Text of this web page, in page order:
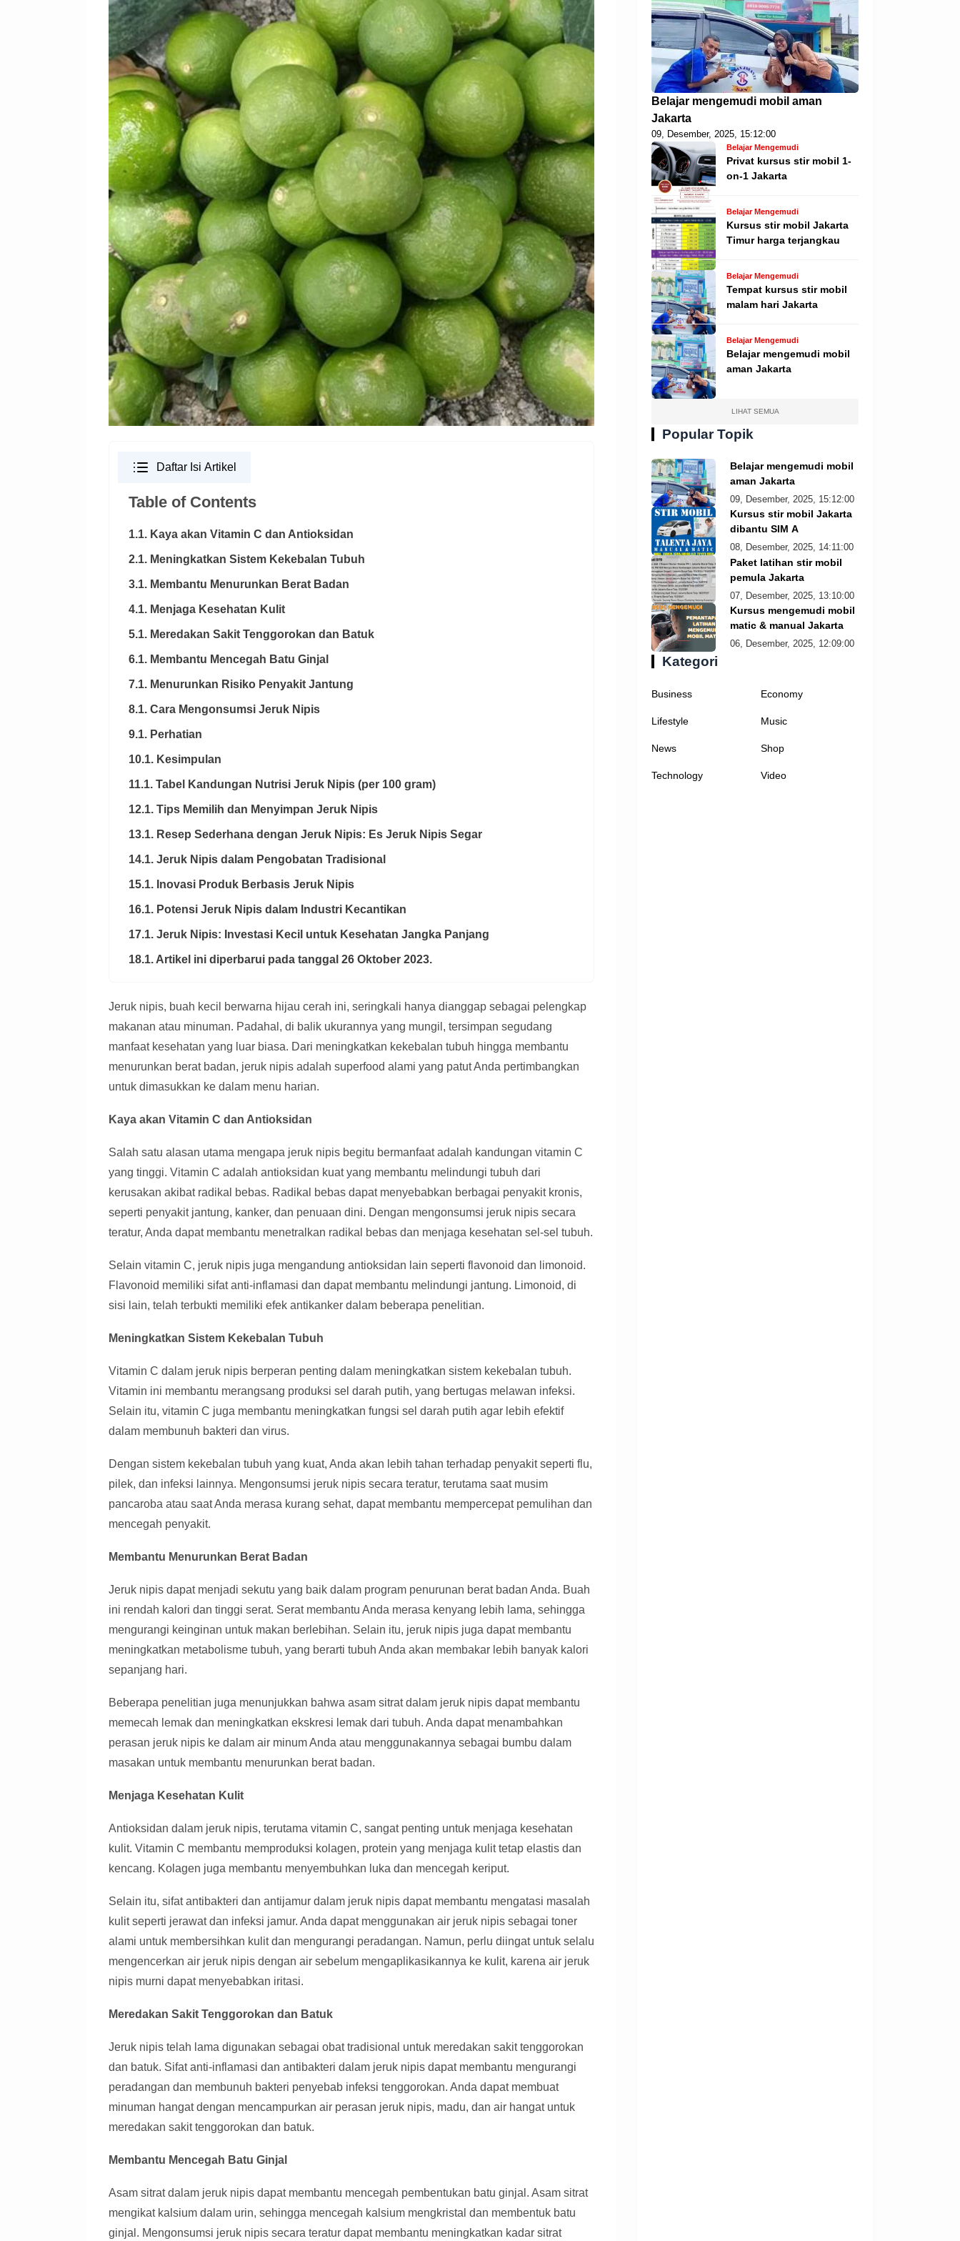
Daftar Isi Artikel
Table of Contents
1.1. Kaya akan Vitamin C dan Antioksidan
2.1. Meningkatkan Sistem Kekebalan Tubuh
3.1. Membantu Menurunkan Berat Badan
4.1. Menjaga Kesehatan Kulit
5.1. Meredakan Sakit Tenggorokan dan Batuk
6.1. Membantu Mencegah Batu Ginjal
7.1. Menurunkan Risiko Penyakit Jantung
8.1. Cara Mengonsumsi Jeruk Nipis
9.1. Perhatian
10.1. Kesimpulan
11.1. Tabel Kandungan Nutrisi Jeruk Nipis (per 100 gram)
12.1. Tips Memilih dan Menyimpan Jeruk Nipis
13.1. Resep Sederhana dengan Jeruk Nipis: Es Jeruk Nipis Segar
14.1. Jeruk Nipis dalam Pengobatan Tradisional
15.1. Inovasi Produk Berbasis Jeruk Nipis
16.1. Potensi Jeruk Nipis dalam Industri Kecantikan
17.1. Jeruk Nipis: Investasi Kecil untuk Kesehatan Jangka Panjang
18.1. Artikel ini diperbarui pada tanggal 26 Oktober 2023.
Jeruk nipis, buah kecil berwarna hijau cerah ini, seringkali hanya dianggap sebagai pelengkap
makanan atau minuman. Padahal, di balik ukurannya yang mungil, tersimpan segudang
manfaat kesehatan yang luar biasa. Dari meningkatkan kekebalan tubuh hingga membantu
menurunkan berat badan, jeruk nipis adalah superfood alami yang patut Anda pertimbangkan
untuk dimasukkan ke dalam menu harian.
Kaya akan Vitamin C dan Antioksidan
Salah satu alasan utama mengapa jeruk nipis begitu bermanfaat adalah kandungan vitamin C
yang tinggi. Vitamin C adalah antioksidan kuat yang membantu melindungi tubuh dari
kerusakan akibat radikal bebas. Radikal bebas dapat menyebabkan berbagai penyakit kronis,
seperti penyakit jantung, kanker, dan penuaan dini. Dengan mengonsumsi jeruk nipis secara
teratur, Anda dapat membantu menetralkan radikal bebas dan menjaga kesehatan sel-sel tubuh.
Selain vitamin C, jeruk nipis juga mengandung antioksidan lain seperti flavonoid dan limonoid.
Flavonoid memiliki sifat anti-inflamasi dan dapat membantu melindungi jantung. Limonoid, di
sisi lain, telah terbukti memiliki efek antikanker dalam beberapa penelitian.
Meningkatkan Sistem Kekebalan Tubuh
Vitamin C dalam jeruk nipis berperan penting dalam meningkatkan sistem kekebalan tubuh.
Vitamin ini membantu merangsang produksi sel darah putih, yang bertugas melawan infeksi.
Selain itu, vitamin C juga membantu meningkatkan fungsi sel darah putih agar lebih efektif
dalam membunuh bakteri dan virus.
Dengan sistem kekebalan tubuh yang kuat, Anda akan lebih tahan terhadap penyakit seperti flu,
pilek, dan infeksi lainnya. Mengonsumsi jeruk nipis secara teratur, terutama saat musim
pancaroba atau saat Anda merasa kurang sehat, dapat membantu mempercepat pemulihan dan
mencegah penyakit.
Membantu Menurunkan Berat Badan
Jeruk nipis dapat menjadi sekutu yang baik dalam program penurunan berat badan Anda. Buah
ini rendah kalori dan tinggi serat. Serat membantu Anda merasa kenyang lebih lama, sehingga
mengurangi keinginan untuk makan berlebihan. Selain itu, jeruk nipis juga dapat membantu
meningkatkan metabolisme tubuh, yang berarti tubuh Anda akan membakar lebih banyak kalori
sepanjang hari.
Beberapa penelitian juga menunjukkan bahwa asam sitrat dalam jeruk nipis dapat membantu
memecah lemak dan meningkatkan ekskresi lemak dari tubuh. Anda dapat menambahkan
perasan jeruk nipis ke dalam air minum Anda atau menggunakannya sebagai bumbu dalam
masakan untuk membantu menurunkan berat badan.
Menjaga Kesehatan Kulit
Antioksidan dalam jeruk nipis, terutama vitamin C, sangat penting untuk menjaga kesehatan
kulit. Vitamin C membantu memproduksi kolagen, protein yang menjaga kulit tetap elastis dan
kencang. Kolagen juga membantu menyembuhkan luka dan mencegah keriput.
Selain itu, sifat antibakteri dan antijamur dalam jeruk nipis dapat membantu mengatasi masalah
kulit seperti jerawat dan infeksi jamur. Anda dapat menggunakan air jeruk nipis sebagai toner
alami untuk membersihkan kulit dan mengurangi peradangan. Namun, perlu diingat untuk selalu
mengencerkan air jeruk nipis dengan air sebelum mengaplikasikannya ke kulit, karena air jeruk
nipis murni dapat menyebabkan iritasi.
Meredakan Sakit Tenggorokan dan Batuk
Jeruk nipis telah lama digunakan sebagai obat tradisional untuk meredakan sakit tenggorokan
dan batuk. Sifat anti-inflamasi dan antibakteri dalam jeruk nipis dapat membantu mengurangi
peradangan dan membunuh bakteri penyebab infeksi tenggorokan. Anda dapat membuat
minuman hangat dengan mencampurkan air perasan jeruk nipis, madu, dan air hangat untuk
meredakan sakit tenggorokan dan batuk.
Membantu Mencegah Batu Ginjal
Asam sitrat dalam jeruk nipis dapat membantu mencegah pembentukan batu ginjal. Asam sitrat
mengikat kalsium dalam urin, sehingga mencegah kalsium mengkristal dan membentuk batu
ginjal. Mengonsumsi jeruk nipis secara teratur dapat membantu meningkatkan kadar sitrat
Belajar mengemudi mobil aman
Jakarta
09, Desember, 2025, 15:12:00
Belajar Mengemudi
Privat kursus stir mobil 1-
on-1 Jakarta
Belajar Mengemudi
Kursus stir mobil Jakarta
Timur harga terjangkau
Belajar Mengemudi
Tempat kursus stir mobil
malam hari Jakarta
Belajar Mengemudi
Belajar mengemudi mobil
aman Jakarta
LIHAT SEMUA
Popular Topik
Belajar mengemudi mobil
aman Jakarta
09, Desember, 2025, 15:12:00
Kursus stir mobil Jakarta
dibantu SIM A
08, Desember, 2025, 14:11:00
Paket latihan stir mobil
pemula Jakarta
07, Desember, 2025, 13:10:00
Kursus mengemudi mobil
matic & manual Jakarta
06, Desember, 2025, 12:09:00
Kategori
Business Economy
Lifestyle Music
News Shop
Technology Video